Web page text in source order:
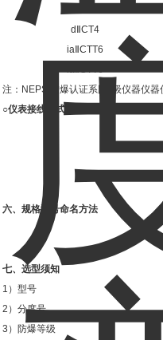
dⅡCT4
iaⅡCTT6
iaⅡCTT6
注：NEPSI防爆认证系国J级仪器仪
○仪表接线方式
六、 规格型号命名方法
七、 选型须知
1）型号
2）分度号
3）防爆等级